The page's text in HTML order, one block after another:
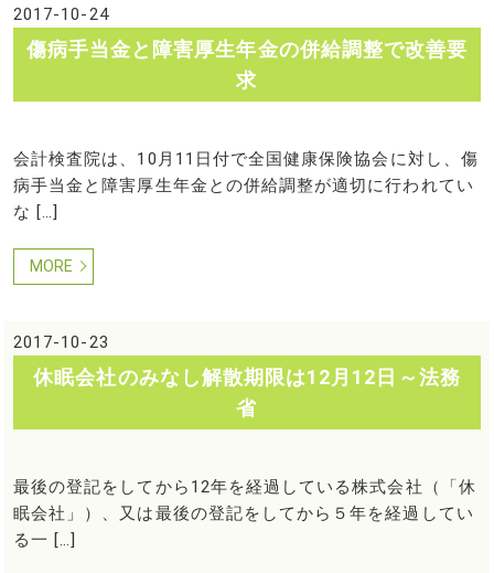
2017-10-24
傷病手当金と障害厚生年金の併給調整で改善要
求
会計検査院は、10月11日付で全国健康保険協会に対し、傷
病手当金と障害厚生年金との併給調整が適切に行われてい
な […]
MORE
2017-10-23
休眠会社のみなし解散期限は12月12日～法務
省
最後の登記をしてから12年を経過している株式会社（「休
眠会社」）、又は最後の登記をしてから５年を経過してい
る一 […]